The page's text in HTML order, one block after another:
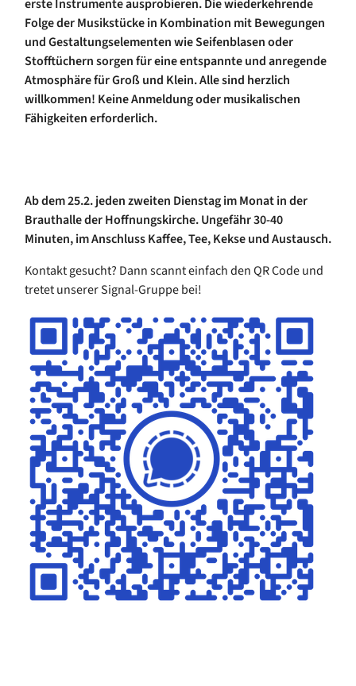
erste Instrumente ausprobieren. Die wiederkehrende
Folge der Musikstücke in Kombination mit Bewegungen
und Gestaltungselementen wie Seifenblasen oder
Stofftüchern sorgen für eine entspannte und anregende
Atmosphäre für Groß und Klein. Alle sind herzlich
willkommen! Keine Anmeldung oder musikalischen
Fähigkeiten erforderlich.
Ab dem 25.2. jeden zweiten Dienstag im Monat in der
Brauthalle der Hoffnungskirche. Ungefähr 30-40
Minuten, im Anschluss Kaffee, Tee, Kekse und Austausch.
Kontakt gesucht? Dann scannt einfach den QR Code und
tretet unserer Signal-Gruppe bei!